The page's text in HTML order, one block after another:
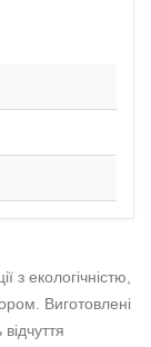
з екологічністю,
Виготовлені